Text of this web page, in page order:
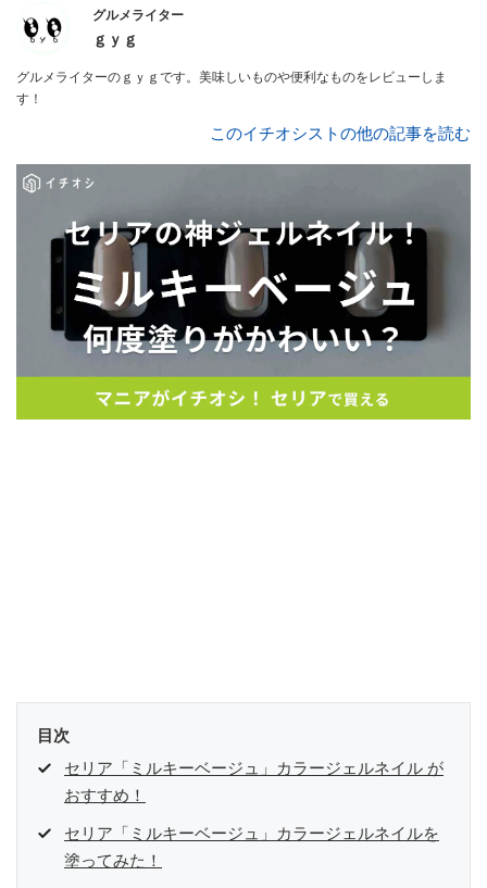
グルメライター
ｇｙｇ
グルメライターのｇｙｇです。美味しいものや便利なものをレビューしま
す！
このイチオシストの他の記事を読む
目次
セリア「ミルキーベージュ」カラージェルネイル が
おすすめ！
セリア「ミルキーベージュ」カラージェルネイルを
塗ってみた！